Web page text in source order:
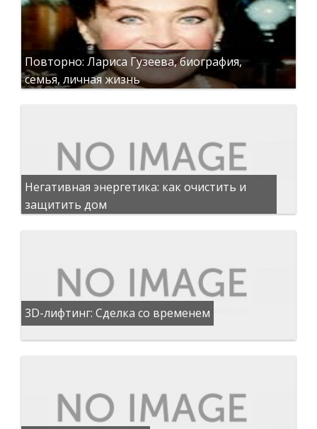
Повторно: Лариса Гузеева, биография,
семья, личная жизнь
Негативная энергетика: как очистить и
защитить дом
3D-лифтинг: Сделка со временем